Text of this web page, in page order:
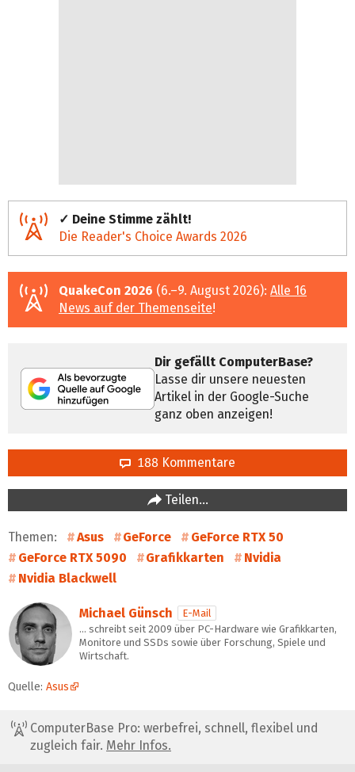
✓ Deine Stimme zählt!
Die Reader's Choice Awards 2026
QuakeCon 2026 (6.–9. August 2026): Alle 16
News auf der Themenseite!
Dir gefällt ComputerBase?
Lasse dir unsere neuesten
Artikel in der Google-Suche
ganz oben anzeigen!
188 Kommentare
Teilen…
Themen: Asus GeForce
GeForce RTX 50
GeForce RTX 5090
Grafikkarten
Nvidia
Nvidia Blackwell
Michael Günsch
E-Mail
… schreibt seit 2009 über PC-Hardware wie Grafikkarten,
Monitore und SSDs sowie über Forschung, Spiele und
Wirtschaft.
Quelle: Asus
ComputerBase Pro: werbefrei, schnell, flexibel und
zugleich fair. Mehr Infos.